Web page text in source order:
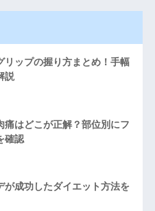
リップの握り方まとめ！手幅
説
痛はどこが正解？部位別にフ
確認
が成功したダイエット方法を